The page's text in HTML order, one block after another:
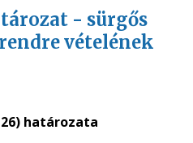
- sürgős
vételének
26) határozata